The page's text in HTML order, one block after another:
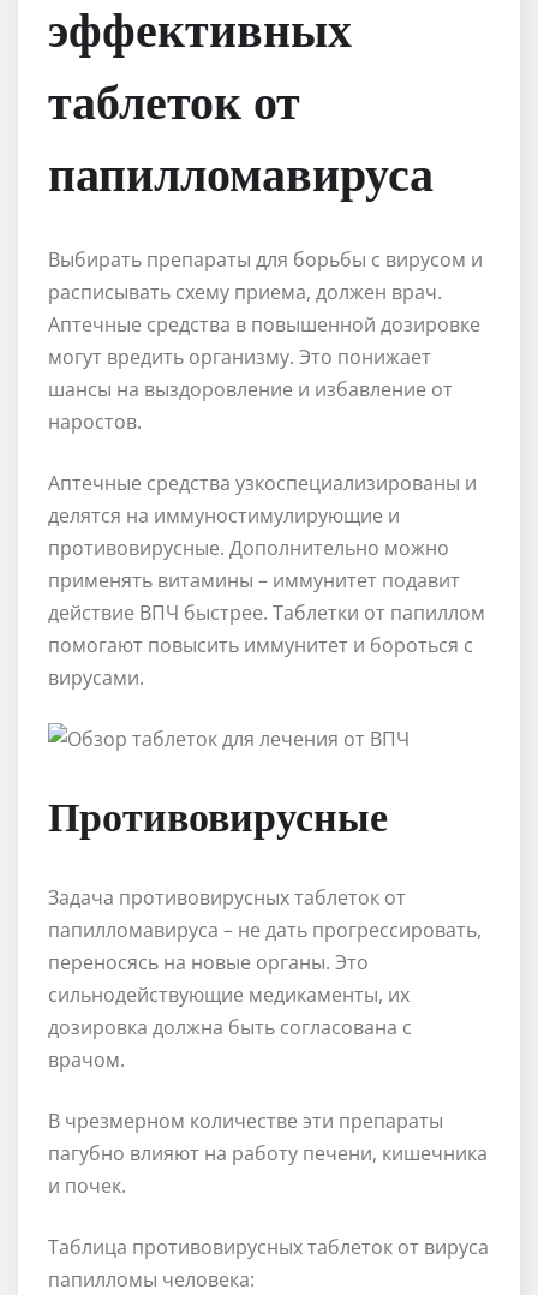
эффективных
таблеток от
папилломавируса
Выбирать препараты для борьбы с вирусом и
расписывать схему приема, должен врач.
Аптечные средства в повышенной дозировке
могут вредить организму. Это понижает
шансы на выздоровление и избавление от
наростов.
Аптечные средства узкоспециализированы и
делятся на иммуностимулирующие и
противовирусные. Дополнительно можно
применять витамины – иммунитет подавит
действие ВПЧ быстрее. Таблетки от папиллом
помогают повысить иммунитет и бороться с
вирусами.
Противовирусные
Задача противовирусных таблеток от
папилломавируса – не дать прогрессировать,
переносясь на новые органы. Это
сильнодействующие медикаменты, их
дозировка должна быть согласована с
врачом.
В чрезмерном количестве эти препараты
пагубно влияют на работу печени, кишечника
и почек.
Таблица противовирусных таблеток от вируса
папилломы человека: